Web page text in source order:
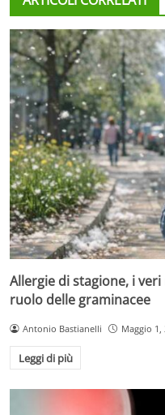
Allergie di stagione, i
ruolo delle graminacee
Antonio Bastianelli Maggio 1,
Leggi di più